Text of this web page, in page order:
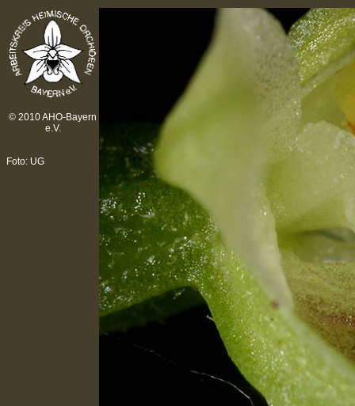
© 2010 AHO-Bayern
e.V.
Foto: UG